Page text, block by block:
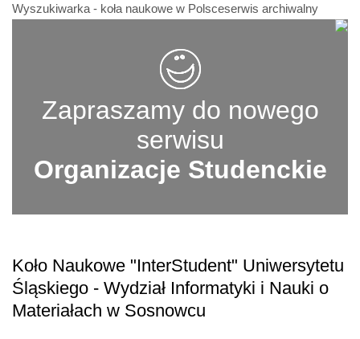
Wyszukiwarka - koła naukowe w Polsceserwis archiwalny
Zapraszamy do nowego
serwisu
Organizacje Studenckie
Koło Naukowe "InterStudent" Uniwersytetu
Śląskiego - Wydział Informatyki i Nauki o
Materiałach w Sosnowcu